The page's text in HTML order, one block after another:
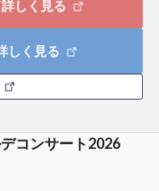
しく見る
しく見る
コンサート2026